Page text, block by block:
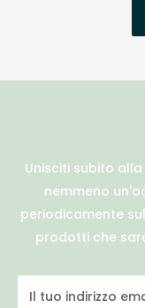
Unisciti subito
nemmeno
periodicamente
prodotti che
Il tuo indirizzo